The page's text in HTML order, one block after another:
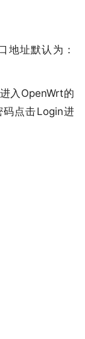
地址默认为：
入OpenWrt的
码点击Login进